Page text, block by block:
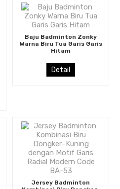
Baju Badminton Zonky
Warna Biru Tua Garis Garis
Hitam
Detail
Jersey Badminton